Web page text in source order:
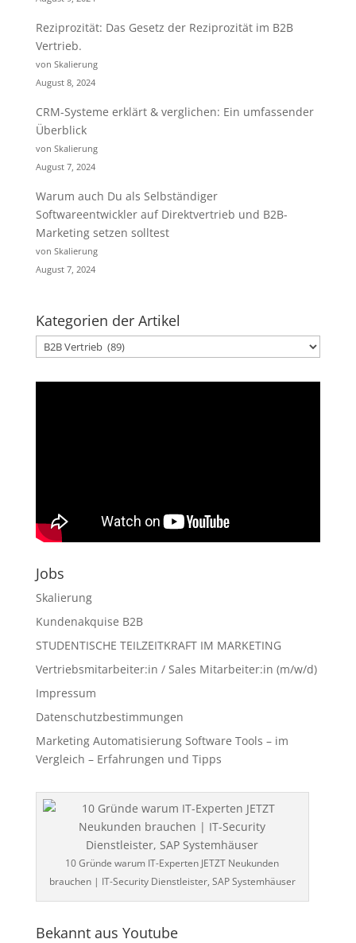
Reziprozität: Das Gesetz der Reziprozität im B2B
Vertrieb.
von Skalierung
August 8, 2024
CRM-Systeme erklärt & verglichen: Ein umfassender
Überblick
von Skalierung
August 7, 2024
Warum auch Du als Selbständiger
Softwareentwickler auf Direktvertrieb und B2B-
Marketing setzen solltest
von Skalierung
August 7, 2024
Kategorien der Artikel
Kategorien
der
Artikel
Jobs
Skalierung
Kundenakquise B2B
STUDENTISCHE TEILZEITKRAFT IM MARKETING
Vertriebsmitarbeiter:in / Sales Mitarbeiter:in (m/w/d)
Impressum
Datenschutzbestimmungen
Marketing Automatisierung Software Tools – im
Vergleich – Erfahrungen und Tipps
10 Gründe warum IT-Experten JETZT Neukunden
brauchen | IT-Security Dienstleister, SAP Systemhäuser
Bekannt aus Youtube